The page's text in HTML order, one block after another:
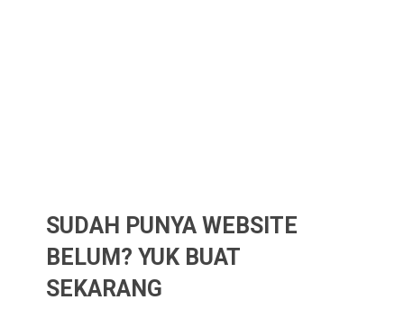
SUDAH PUNYA WEBSITE
BELUM? YUK BUAT
SEKARANG